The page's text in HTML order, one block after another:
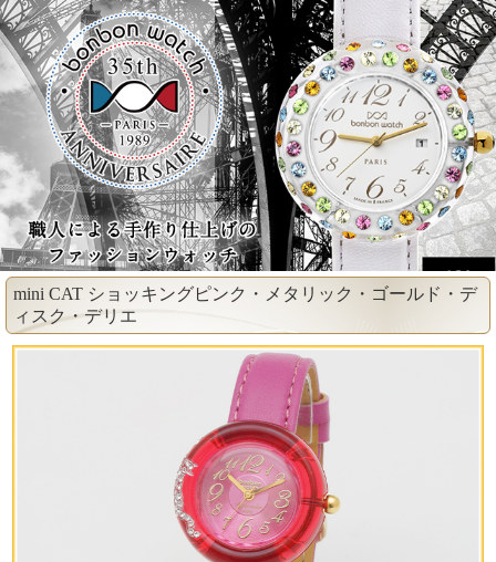
mini CAT ショッキングピンク・メタリック・ゴールド・デ
ィスク・デリエ